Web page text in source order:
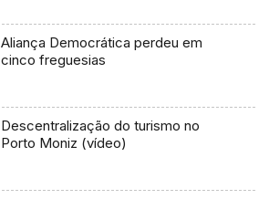
Aliança Democrática perdeu em
cinco freguesias
Descentralização do turismo no
Porto Moniz (vídeo)